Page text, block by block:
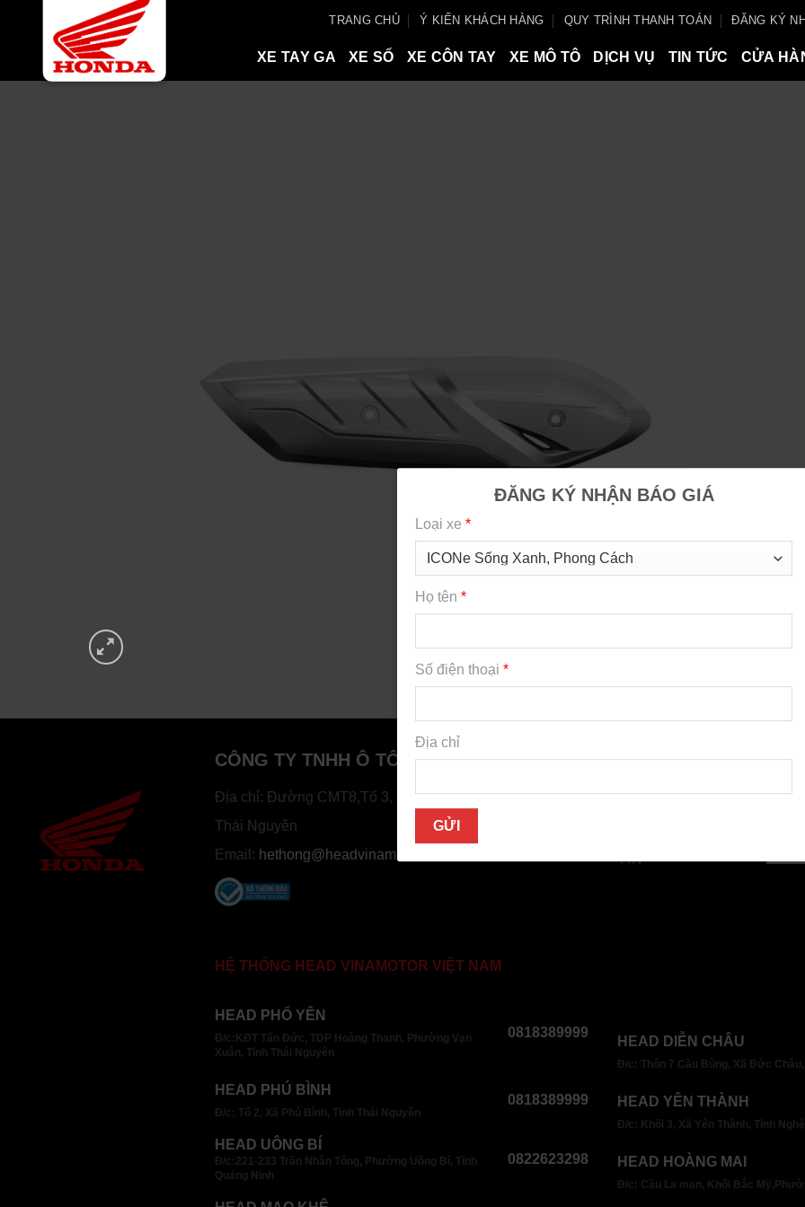
TRANG CHỦ Ý KIẾN KHÁCH HÀNG QUY TRÌNH THANH TOÁN ĐĂNG KÝ
XE TAY GA XE SỐ XE CÔN TAY XE MÔ TÔ DỊCH VỤ TIN TỨC CỬA
CÔNG TY TNHH Ô TÔ XE MÁY VINAMOTOR
Địa chỉ: Đường CMT8,Tổ 3, Phường Tích Lương, Tỉnh
Thái Nguyên
Email: hethong@headvinamotor.vn
GIỚI THIỆU TIN TỨC
TIN
HỆ THỐNG HEAD VINAMOTOR VIỆT NAM
HEAD PHỔ YÊN
Đ/c:KĐT Tấn Đức, TDP Hoàng Thanh, Phường Vạn
Xuân, Tỉnh Thái Nguyên
0818389999
HEAD PHÚ BÌNH
Đ/c: Tổ 2, Xã Phú Bình, Tỉnh Thái Nguyên
0818389999
HEAD UÔNG BÍ
Đ/c:221-233 Trần Nhân Tông, Phường Uông Bí, Tỉnh
Quảng Ninh
0822623298
ĐĂNG KÝ NHẬN BÁO GIÁ
Loại xe *
Họ tên *
Số điện thoại *
Địa chỉ
GỬI
HEAD DIỄN CHÂU
Đ/c: Thôn 7 Cầu Bùng, Xã Đức
HEAD YÊN THÀNH
Đ/c: Khối 3, Xã Yên Thành, Tỉnh
HEAD HOÀNG MAI
Đ/c: Cầu La man, Khối Bắc